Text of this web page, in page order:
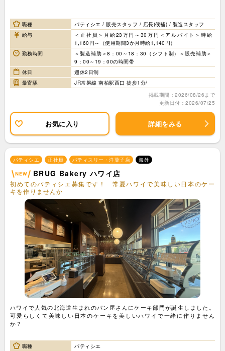
職種
パティシエ / 販売スタッフ / 店長(候補) / 製造スタッフ
給与
＜正社員＞月給23万円～30万円＜アルバイト＞時給
1,160円～（使用期間3か月時給1,140円）
勤務時間
＜製造補助＞8：00～18：30（シフト制）＜販売補助＞
9：00～19：00の時間帯
休日
週休2日制
最寄駅
JR常磐線 南柏駅西口 徒歩1分/
掲載期間：2026/08/26まで
更新日付：2026/07/25
お気に入り 詳細をみる
パティシエ 正社員 パティスリー・洋菓子店 海外
BRUG Bakery ハワイ店
初めてのパティシエ募集です！ 常夏ハワイで美味しい日本のケー
キを作りませんか
ハワイで人気の北海道生まれのパン屋さんにケーキ部門が誕生しました。
可愛らしくて美味しい日本のケーキを美しいハワイで一緒に作りません
か？
職種
パティシエ